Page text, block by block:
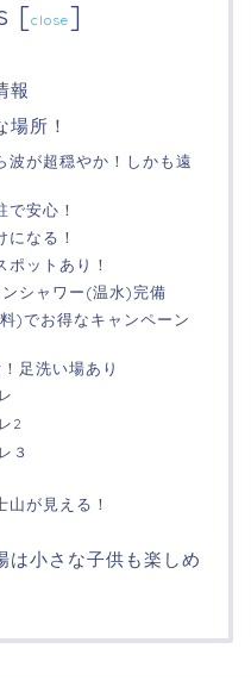
[close]
報
所！
波が超穏やか！しかも遠
で安心！
になる！
ポットあり！
シャワー(温水)完備
)でお得なキャンペーン
足洗い場あり
2
３
山が見える！
は小さな子供も楽しめ